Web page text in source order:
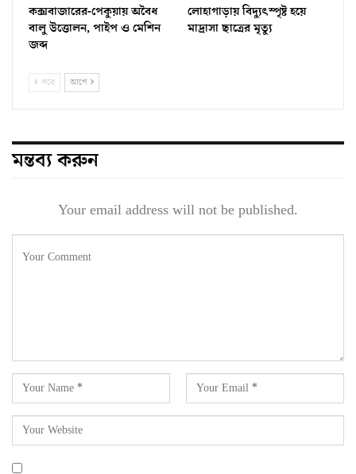
কক্সবাজারের-পেকুয়ায় অবৈধ
বালু উত্তোলন, পাইপ ও মেশিন
জব্দ
লোহাগাড়ায় বিদ্যুৎস্পৃষ্ট হয়ে
মাদ্রাসা ছাত্রের মৃত্যু
পরে আগে
মন্তব্য করুন
Your email address will not be published.